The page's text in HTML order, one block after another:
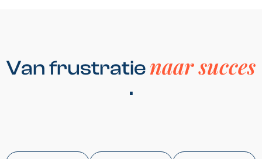
Van frustratie naar succes
.